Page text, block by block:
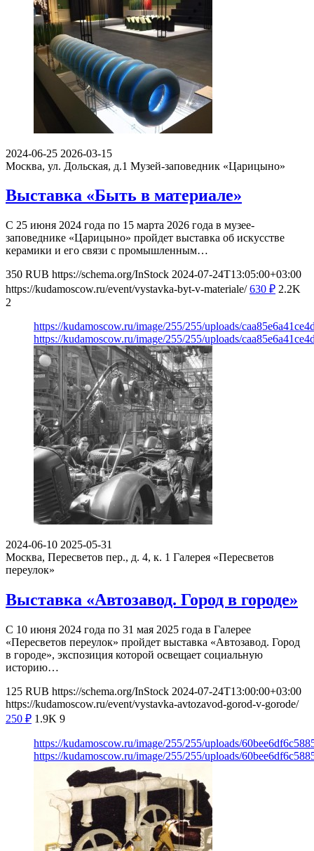
2024-06-25 2026-03-15
Москва, ул. Дольская, д.1 Музей-заповедник «Царицыно»
Выставка «Быть в материале»
С 25 июня 2024 года по 15 марта 2026 года в музее-
заповеднике «Царицыно» пройдет выставка об искусстве
керамики и его связи с промышленным…
350 RUB https://schema.org/InStock 2024-07-24T13:05:00+03:00
https://kudamoscow.ru/event/vystavka-byt-v-materiale/ 630 ₽ 2.2K
2
https://kudamoscow.ru/image/255/255/uploads/
https://kudamoscow.ru/image/255/255/uploads/
2024-06-10 2025-05-31
Москва, Пересветов пер., д. 4, к. 1 Галерея «Пересветов
переулок»
Выставка «Автозавод. Город в городе»
С 10 июня 2024 года по 31 мая 2025 года в Галерее
«Пересветов переулок» пройдет выставка «Автозавод. Город
в городе», экспозиция которой освещает социальную
историю…
125 RUB https://schema.org/InStock 2024-07-24T13:00:00+03:00
https://kudamoscow.ru/event/vystavka-avtozavod-gorod-v-gorode/
250 ₽ 1.9K 9
https://kudamoscow.ru/image/255/255/uploads/
https://kudamoscow.ru/image/255/255/uploads/